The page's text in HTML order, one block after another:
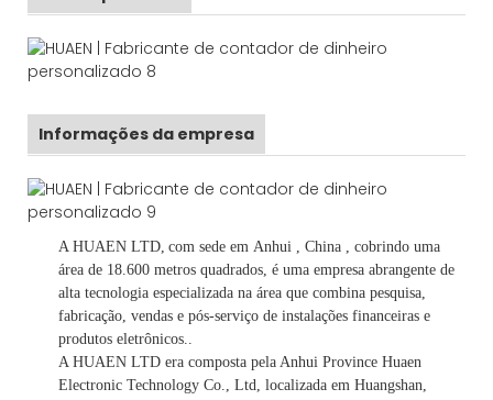
Informações da empresa
A HUAEN LTD, com sede em Anhui , China
, cobrindo uma
área de 18.600 metros quadrados, é uma empresa abrangente de
alta tecnologia especializada na área que combina pesquisa,
fabricação, vendas e pós-serviço de instalações financeiras e
produtos eletrônicos.
A HUAEN LTD era composta pela Anhui Province Huaen
Electronic Technology Co., Ltd, localizada em Huangshan,